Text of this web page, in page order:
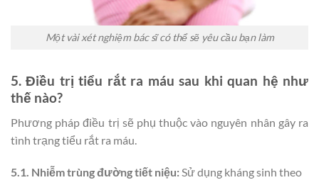
Một vài xét nghiệm bác sĩ có thể sẽ yêu cầu bạn làm
5. Điều trị tiểu rắt ra máu sau khi quan hệ như
thế nào?
Phương pháp điều trị sẽ phụ thuộc vào nguyên nhân gây ra
tình trạng tiểu rắt ra máu.
5.1. Nhiễm trùng đường tiết niệu:Sử dụng kháng sinh theo